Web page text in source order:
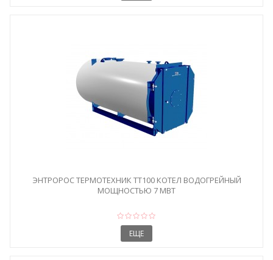
ЭНТРОРОС ТЕРМОТЕХНИК ТТ100 КОТЕЛ ВОДОГРЕЙНЫЙ
МОЩНОСТЬЮ 7 МВТ
ЕЩЕ